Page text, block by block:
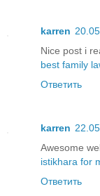
karren
Nice post i
best family
Ответить
karren
Awesome
istikhara for
Ответить